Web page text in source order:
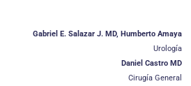
Gabriel E. Salazar J. MD, Humberto Amaya
Urología
Daniel Castro MD
Cirugía General